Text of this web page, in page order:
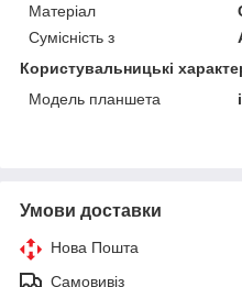
Матеріал
Сумісність з
Користувальницькі
Модель планшета
Умови доставки
Нова Пошта
Самовивіз